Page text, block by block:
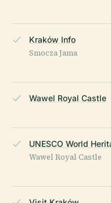
Kraków Info
Smocza Jama
Wawel Royal Castle
UNESCO World
Wawel Royal Castle